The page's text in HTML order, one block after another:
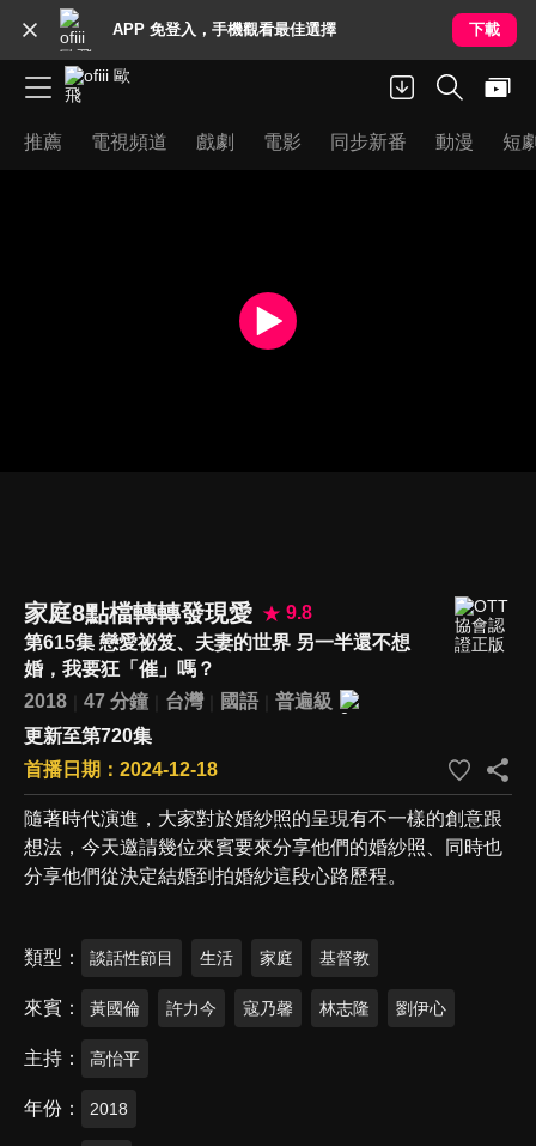
APP 免登入，手機觀看最佳選擇 下載
推薦 電視頻道 戲劇 電影 同步新番 動漫 短
家庭8點檔轉轉發現愛
9.8
第615集 戀愛祕笈、夫妻的世界 另一半還不想
婚，我要狂「催」嗎？
2018
47 分鐘 台灣 國語
普遍級
更新至第720集
首播日期：2024-12-18
隨著時代演進，大家對於婚紗照的呈現有不一樣的創意跟
想法，今天邀請幾位來賓要來分享他們的婚紗照、同時也
分享他們從決定結婚到拍婚紗這段心路歷程。
類型 談話性節目 生活 家庭 基督教
來賓 黃國倫 許力今 寇乃馨 林志隆 劉伊心
主持 高怡平
年份 2018